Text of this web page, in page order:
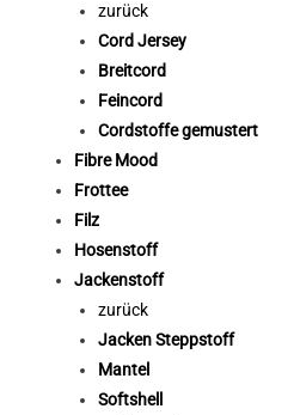
zurück
Cord Jersey
Breitcord
Feincord
Cordstoffe gemustert
Fibre Mood
Frottee
Filz
Hosenstoff
Jackenstoff
zurück
Jacken Steppstoff
Mantel
Softshell